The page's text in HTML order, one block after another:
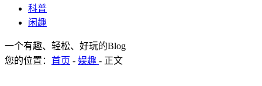
科普
闲趣
一个有趣、轻松、好玩的Blog
您的位置： 首页 - 娱趣 - 正文